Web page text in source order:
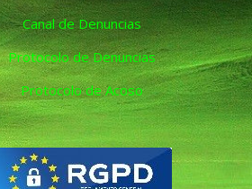
Canal de Denuncias
Protocolo de Denuncias
Protocolo de Acoso